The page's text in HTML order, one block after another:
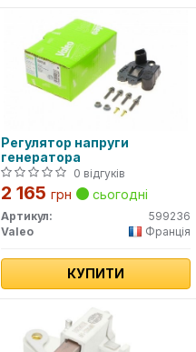
Регулятор напруги
генератора
0 відгуків
2 165 грн сьогодні
Артикул:
599236
Valeo
Франція
КУПИТИ